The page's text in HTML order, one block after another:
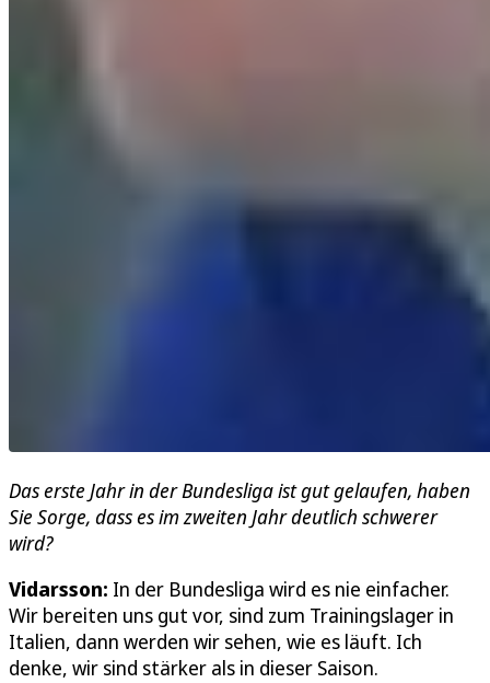
Das erste Jahr in der Bundesliga ist gut gelaufen, haben
Sie Sorge, dass es im zweiten Jahr deutlich schwerer
wird?
Vidarsson: In der Bundesliga wird es nie einfacher.
Wir bereiten uns gut vor, sind zum Trainingslager in
Italien, dann werden wir sehen, wie es läuft. Ich
denke, wir sind stärker als in dieser Saison.